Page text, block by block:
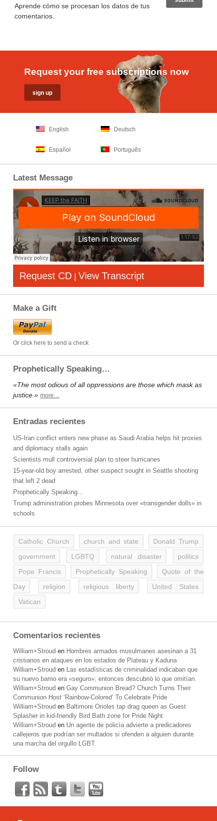
Aprende cómo se procesan los datos de tus
comentarios
Request your free subscriptions now
English Deutsch
Español Português
Latest Message
Request CD | View Transcript
Make a Gift
Or click here to send a check
Prophetically Speaking…
«The most odious of all oppressions are those which mask as
justice.» more…
Entradas recientes
US-Iran conflict enters new phase as Saudi Arabia helps hit proxies
and diplomacy stalls again
Scientists mull controversial plan to steer hurricanes
15-year-old boy arrested, other suspect sought in Seattle shooting
that left 2 dead
Prophetically Speaking…
Trump administration probes Minnesota over «transgender dolls» in
schools
Catholic Church church and state
Donald Trump
government
LGBTQ natural disaster
politics
Pope Francis
Prophetically Speaking
Quote of the
Day
religion religious liberty
United States
Vatican
Comentarios recientes
William+Stroud en Hombres armados musulmanes asesinan a 31
cristianos en ataques en los estados de Plateau y Kaduna
William+Stroud en Las estadísticas de criminalidad indicaban que
su nuevo barrio era «seguro»; entonces descubrió lo que omitían.
William+Stroud en Gay Communion Bread? Church Turns Their
Communion Host ‘Rainbow-Colored’ To Celebrate Pride
William+Stroud en Baltimore Orioles tap drag queen as Guest
Splasher in kid-friendly Bird Bath zone for Pride Night
William+Stroud en Un agente de policía advierte a predicadores
callejeros que podrían ser multados si ofenden a alguien durante
una marcha del orgullo LGBT.
Follow